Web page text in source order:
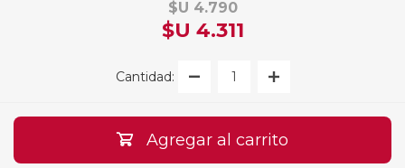
$U 4.790
$U 4.311
Cantidad:
Agregar al carrito